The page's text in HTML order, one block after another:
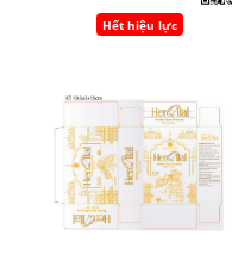
Hết hiệu lực